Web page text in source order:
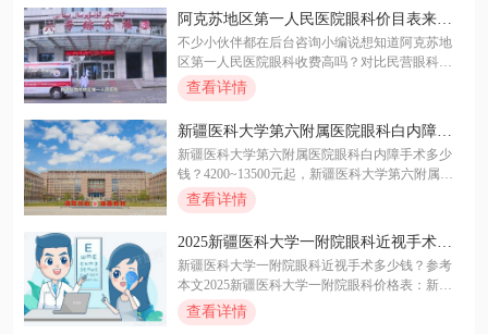
文详细的石河子大学医学院第一附属医院眼科价
格表：石河子大学医学院第 一附属医院眼科近视
眼手术价格在16000元~46000元起；石河子大学医
学院第 一附属医院眼科白内障费用在4000元~2800
0元起；石河子大学医学院第一附属医院眼科青光
院第一附属医院眼科角膜塑形镜价格在8200元~18
000元起！快来一起看看叭！
阿克苏地区第一人民医院眼科价目表来喽:
近视眼手术11800/白内障手术9200/青光眼3
720元起
不少小伙伴都在后台咨询小编说想知道阿克苏地
区第一人民医院眼科收费高吗？对比民营眼科医
院可能偏高，公布阿克苏地区第一人民医院眼科
价目表：阿克苏地区第一人民医院眼科近视眼手
术费用：11800~34800元起；阿克苏地区第一人民
医院眼科白内障手术多少钱？9200~15200元起；
阿克苏地区第一人民医院眼科角膜塑形镜多少
钱？4900~16500元起；阿克苏地区第一人民医院
眼科青光眼手术多少钱？3720~7800元起，另外文
科医生 地址 电话哦~
查看详情
新疆医科大学第六附属医院眼科白内障手
术多少钱?4200~13500元起
新疆医科大学第六附属医院眼科白内障手术多少
钱？4200~13500元起，新疆医科大学第六附属医
院眼科可以开展的白内障手术术式比较齐全，还
有比较先进的飞秒激光白内障手术，还有各种型
号的白内障晶体可以选择。新疆医科大学第六附
属医院眼科白内障晶体手术费用：白内障单焦晶
体手术费用3500元起、白内障多焦晶体手术费用9
800元起、白内障三焦晶体手术费用20530元起。
查看详情
2025新疆医科大学一附院眼科近视手术价
格表：半飞秒1.3W+全飞秒1.58+晶体植入2
W+
新疆医科大学一附院眼科近视手术多少钱？参考
本文2025新疆医科大学一附院眼科价格表：新疆
医科大学一附院眼科半飞秒手术价格在13000~178
00元起，新疆医科大学一附院眼科全飞秒手术价
查看详情